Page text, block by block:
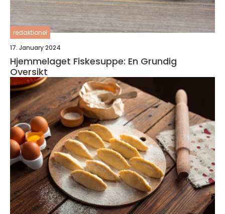
redaktionel
17. January 2024
Hjemmelaget Fiskesuppe: En Grundig
Oversikt